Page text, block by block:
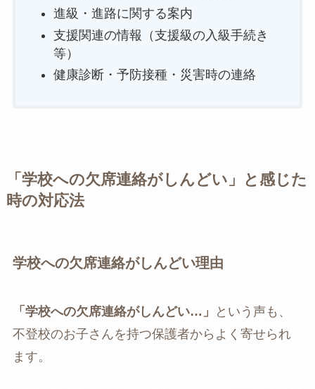
進級・進路に関する案内
支援関連の情報（支援級の入級手続き
等）
健康診断・予防接種・災害時の連絡
「学校への欠席連絡がしんどい」と感じた
時の対応法
学校への欠席連絡がしんどい理由
「学校への欠席連絡がしんどい…」
という声も、
不登校のお子さんを持つ保護者からよく寄せられ
ます。